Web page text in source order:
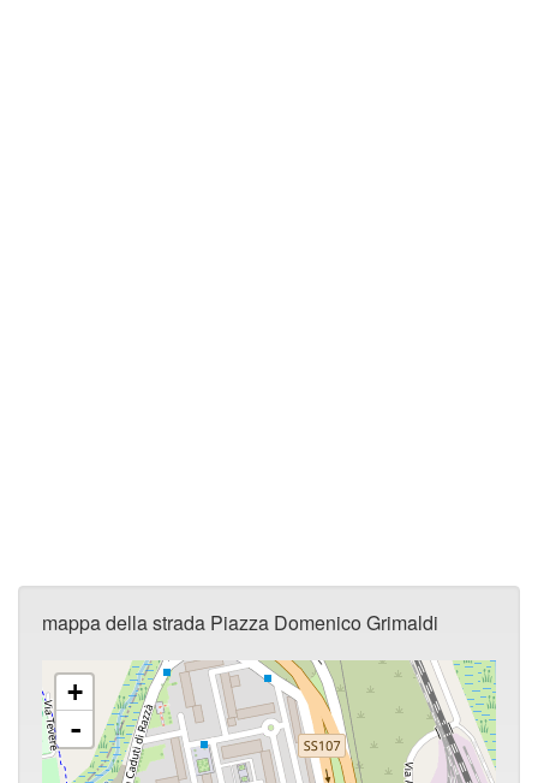
mappa della strada Piazza Domenico Grimaldi
+
-